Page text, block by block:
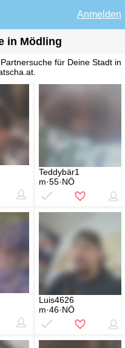
Anmelden
in Mödling
für Deine Stadt in
Teddybär1
m·55·NÖ
Luis4626
m·46·NÖ